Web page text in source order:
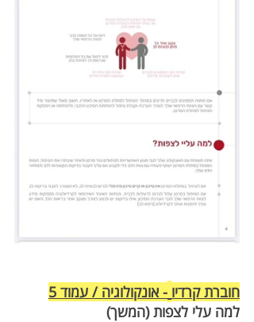
חוברת קרדיו - אונקולוגיה / עמוד 5
למה עלי לצפות (המשך)